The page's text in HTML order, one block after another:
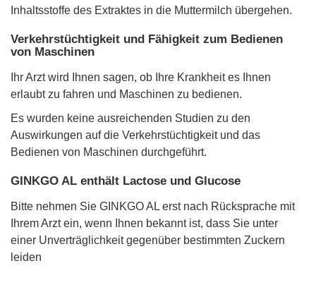
Inhaltsstoffe des Extraktes in die Muttermilch übergehen.
Verkehrstüchtigkeit und Fähigkeit zum Bedienen
von Maschinen
Ihr Arzt wird Ihnen sagen, ob Ihre Krankheit es Ihnen
erlaubt zu fahren und Maschinen zu bedienen.
Es wurden keine ausreichenden Studien zu den
Auswirkungen auf die Verkehrstüchtigkeit und das
Bedienen von Maschinen durchgeführt.
GINKGO AL enthält Lactose und Glucose
Bitte nehmen Sie GINKGO AL erst nach Rücksprache mit
Ihrem Arzt ein, wenn Ihnen bekannt ist, dass Sie unter
einer Unverträglichkeit gegenüber bestimmten Zuckern
leiden